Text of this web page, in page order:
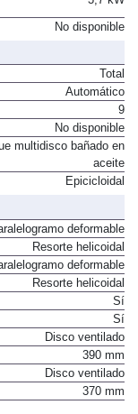
Total
Automático
9
No disponible
multidisco bañado en
aceite
deformable
Resorte helicoidal
deformable
Resorte helicoidal
Sí
Sí
Disco ventilado
390 mm
Disco ventilado